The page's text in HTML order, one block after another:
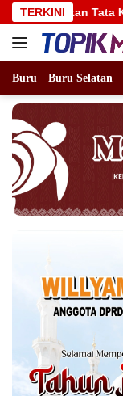
Langsung
ke
konten
TERKINI
Kelola Bersih
Buru Buru Selatan